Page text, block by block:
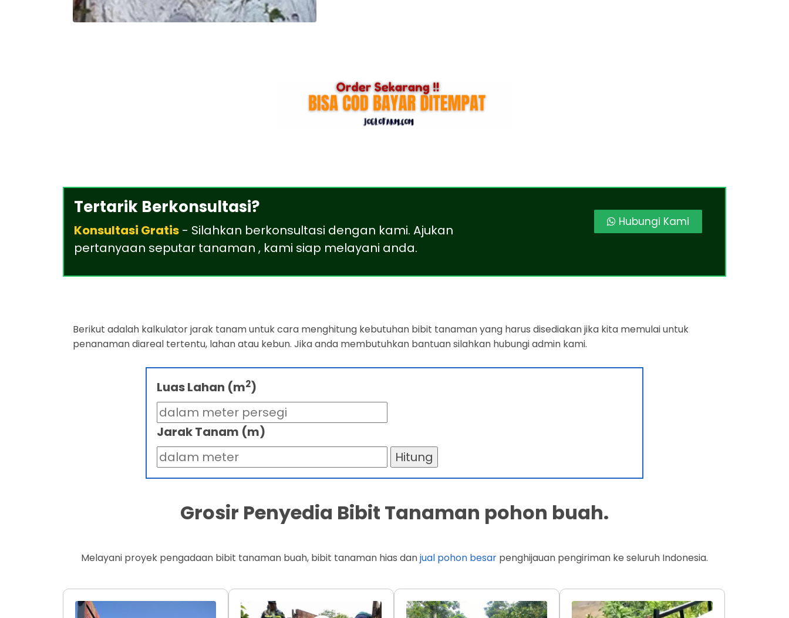
Tertarik Berkonsultasi?
Konsultasi Gratis - Silahkan berkonsultasi dengan kami. Ajukan
pertanyaan seputar tanaman , kami siap melayani anda.
Hubungi Kami
Berikut adalah kalkulator jarak tanam untuk cara menghitung kebutuhan bibit tanaman yang harus disediakan jika kita memulai untuk
penanaman diareal tertentu, lahan atau kebun. Jika anda membutuhkan bantuan silahkan hubungi admin kami.
Luas Lahan (m2)
Jarak Tanam (m)
Hitung
Grosir Penyedia Bibit Tanaman pohon buah.
Melayani proyek pengadaan bibit tanaman buah, bibit tanaman hias danjual pohon besar penghijauan pengiriman ke seluruh Indonesia.